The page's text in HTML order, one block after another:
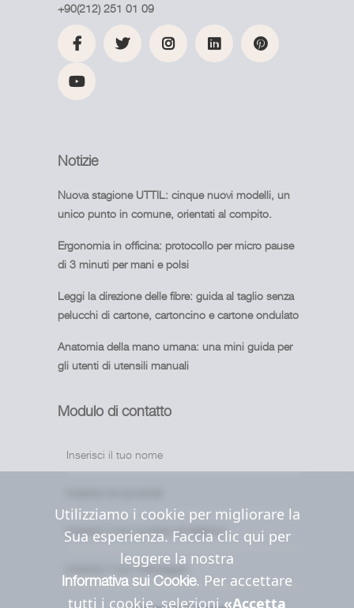
+90(212) 251 01 09
Notizie
Nuova stagione UTTIL: cinque nuovi modelli, un
unico punto in comune, orientati al compito.
Ergonomia in officina: protocollo per micro pause
di 3 minuti per mani e polsi
Leggi la direzione delle fibre: guida al taglio senza
pelucchi di cartone, cartoncino e cartone ondulato
Anatomia della mano umana: una mini guida per
gli utenti di utensili manuali
Modulo di contatto
Utilizziamo i cookie per migliorare la
Sua esperienza. Faccia clic qui per
leggere la nostra
Informativa sui Cookie. Per accettare
tutti i cookie, selezioni«Accetta